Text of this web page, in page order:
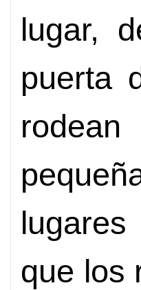
lugar,
puerta
que los